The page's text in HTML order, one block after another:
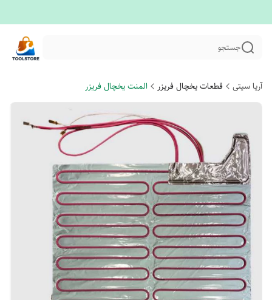
جستجو
آریا سیتی قطعات یخچال فریزر المنت یخچال فریزر